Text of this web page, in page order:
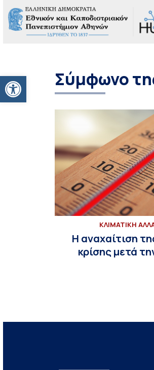
Ανοίξτε τη γραμμή εργαλείωνΣύμφωνο
ΚΛΙΜΑΤΙΚΗ
Η αναχαίτιση
κρίσης μετά